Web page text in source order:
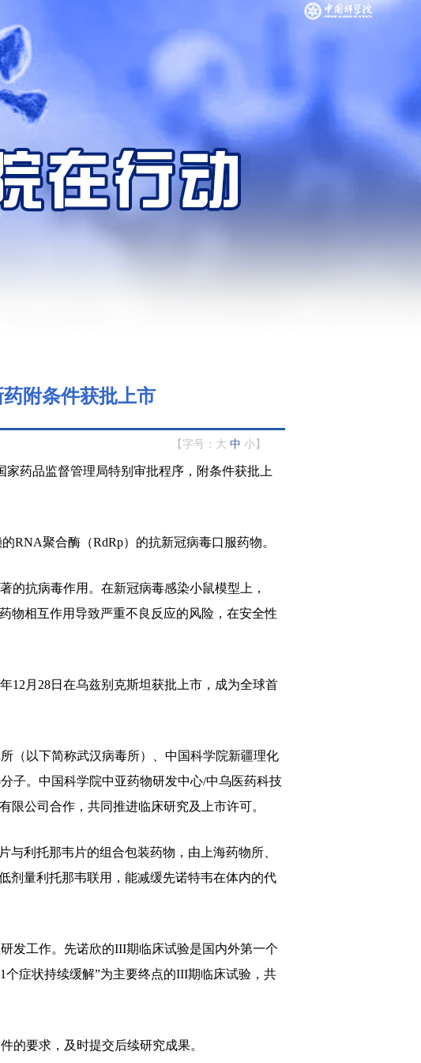
附条件获批上市
【字号： 大 中 小 】
药品监督管理局特别审批程序，附条件获批上
聚合酶（RdRp）的抗新冠病毒口服药物。
抗病毒作用。在新冠病毒感染小鼠模型上，
物相互作用导致严重不良反应的风险，在安全性
月28日在乌兹别克斯坦获批上市，成为全球首
以下简称武汉病毒所）、中国科学院新疆理化
子。中国科学院中亚药物研发中心/中乌医药科技
限公司合作，共同推进临床研究及上市许可。
利托那韦片的组合包装药物，由上海药物所、
剂量利托那韦联用，能减缓先诺特韦在体内的代
发工作。先诺欣的III期临床试验是国内外第一个
症状持续缓解”为主要终点的III期临床试验，共
要求，及时提交后续研究成果。